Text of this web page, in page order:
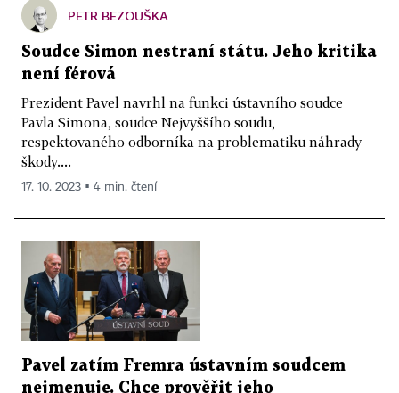
PETR BEZOUŠKA
Soudce Simon nestraní státu. Jeho kritika
není férová
Prezident Pavel navrhl na funkci ústavního soudce
Pavla Simona, soudce Nejvyššího soudu,
respektovaného odborníka na problematiku náhrady
škody....
17. 10. 2023 ▪ 4 min. čtení
Pavel zatím Fremra ústavním soudcem
nejmenuje. Chce prověřit jeho